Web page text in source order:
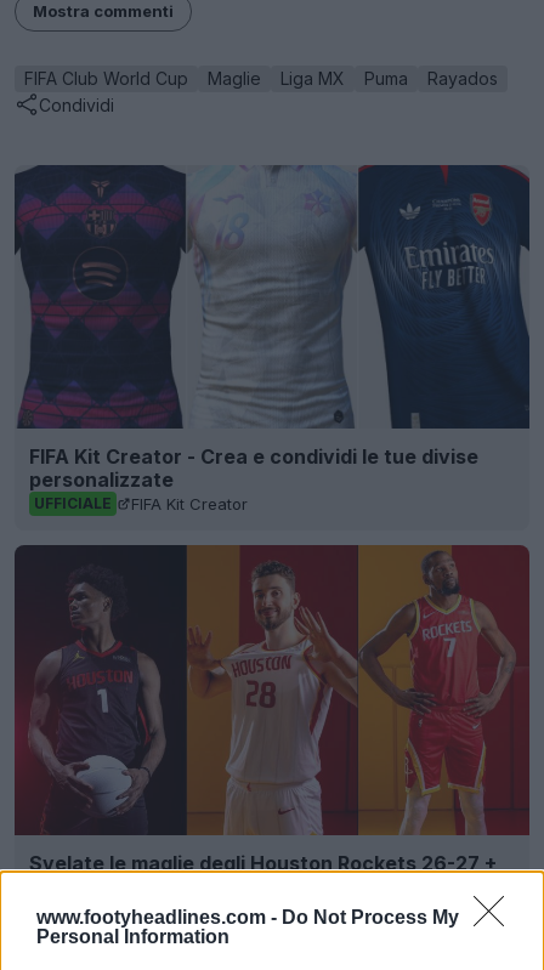
www.footyheadlines.com - Do Not Process My
Personal Information
Mostra commenti
FIFA Club World Cup Maglie Liga MX Puma
Rayados
Condividi
FIFA Kit Creator - Crea e condividi le tue divise
personalizzate
UFFICIALE FIFA Kit Creator
Svelate le maglie degli Houston Rockets 26-27 +
UFFICALE Basketball Jersey Archive 1g